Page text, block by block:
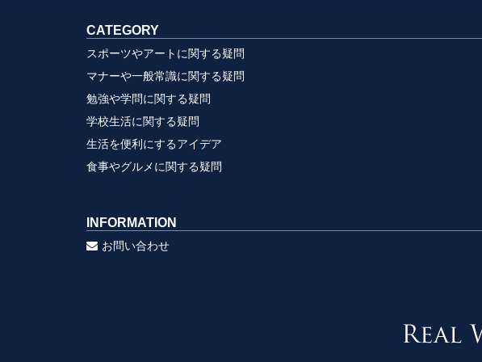
CATEGORY
スポーツやアートに関する疑問
マナーや一般常識に関する疑問
勉強や学問に関する疑問
学校生活に関する疑問
生活を便利にするアイデア
食事やグルメに関する疑問
INFORMATION
お問い合わせ